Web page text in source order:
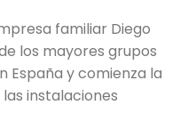
familiar Diego
los mayores grupos
España y comienza la
instalaciones